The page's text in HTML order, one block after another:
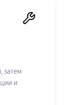
затем
и